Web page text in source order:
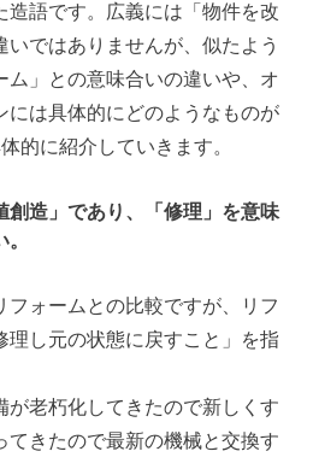
造語です。広義には「物件を改
ではありませんが、似たよう
ム」との意味合いの違いや、オ
には具体的にどのようなものが
的に紹介していきます。
創造」であり、「修理」を意味
フォームとの比較ですが、リフ
理し元の状態に戻すこと」を指
が老朽化してきたので新しくす
てきたので最新の機械と交換す